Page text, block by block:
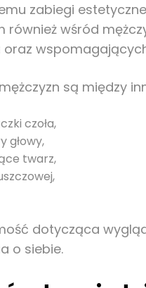
zabiegi
również wśród
są między
czoła,
głowy,
twarz,
dotycząca
o siebie.